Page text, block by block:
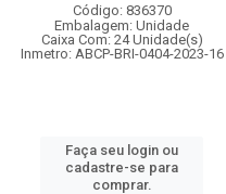
Código: 836370
Embalagem: Unidade
Caixa Com: 24 Unidade(s)
Inmetro: ABCP-BRI-0404-2023-16
Faça seu login ou
cadastre-se para
comprar.